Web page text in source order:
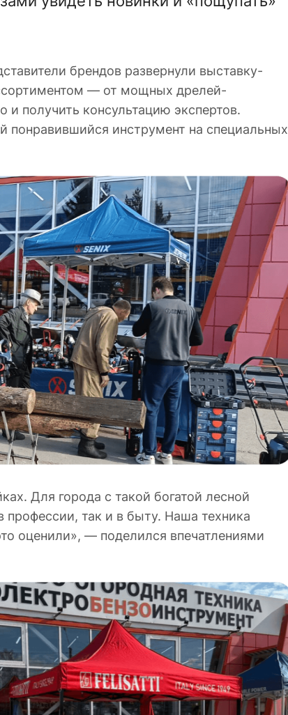
брендов развернули выставку-
— от мощных дрелей-
получить консультацию экспертов.
понравившийся инструмент на специальных
Для города с такой богатой лесной
так и в быту. Наша техника
оценили», — поделился впечатлениями